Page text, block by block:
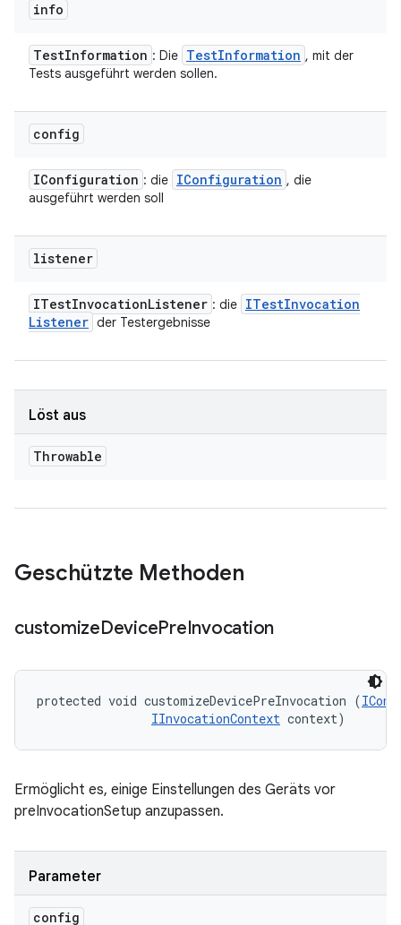
info
TestInformation : Die TestInformation , mit der
Tests ausgeführt werden sollen.
config
IConfiguration : die IConfiguration , die
ausgeführt werden soll
listener
ITestInvocationListener : die ITestInvocation
Listener der Testergebnisse
Löst aus
Throwable
Geschützte Methoden
customizeDevicePreInvocation
protected void customizeDevicePreInvocation (
IInvocationContext context)
Ermöglicht es, einige Einstellungen des Geräts vor
preInvocationSetup anzupassen.
Parameter
config